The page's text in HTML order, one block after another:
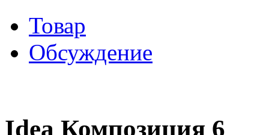
Товар
Обсуждение
Idea Композиция 6